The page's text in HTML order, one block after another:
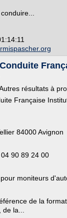
résultats à
Française
84000 Avignon
90 89 24 00
moniteurs
de la
la...